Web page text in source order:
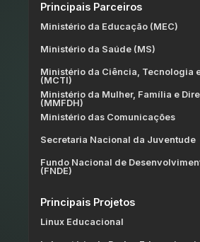
Principais Parceiros
Ministério da Educação (MEC)
Ministério da Saúde (MS)
Ministério da Ciência, Tecnologia
(MCTI)
Ministério da Mulher, Família e
(MMFDH)
Ministério das Comunicações
Secretaria Nacional da Juventude
Fundo Nacional de
(FNDE)
Principais Projetos
Linux Educacional